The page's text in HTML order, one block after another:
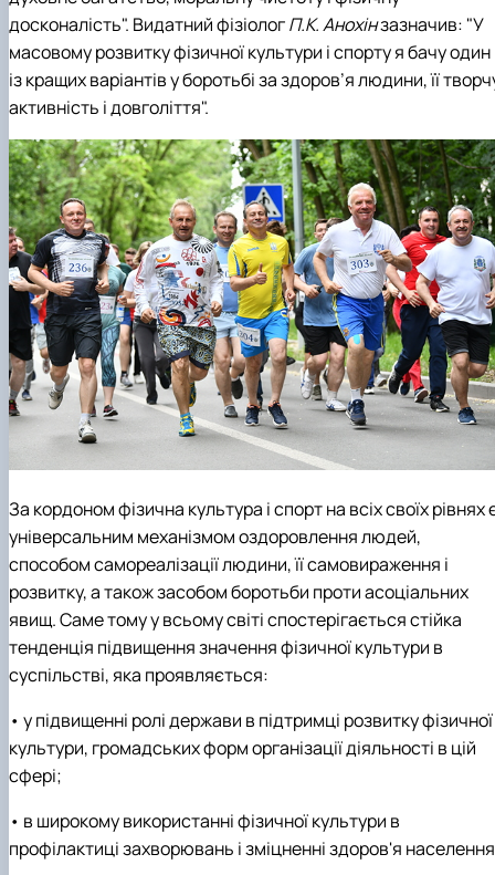
досконалість". Видатний фізіологП.К. Анохінзазначив: "У
масовому розвитку фізичної культури і спорту я бачу один
із кращих варіантів у боротьбі за здоров’я людини, її
активність і довголіття".
За кордоном фізична культура і спорт на всіх своїх рівнях
універсальним механізмом оздоровлення людей,
способом самореалізації людини, її самовираження і
розвитку, а також засобом боротьби проти асоціальних
явищ. Саме тому у всьому світі спостерігається стійка
тенденція підвищення значення фізичної культури в
суспільстві, яка проявляється:
• у підвищенні ролі держави в підтримці розвитку фізичної
культури, громадських форм організації діяльності в цій
сфері;
• в широкому використанні фізичної культури в
профілактиці захворювань і зміцненні здоров'я